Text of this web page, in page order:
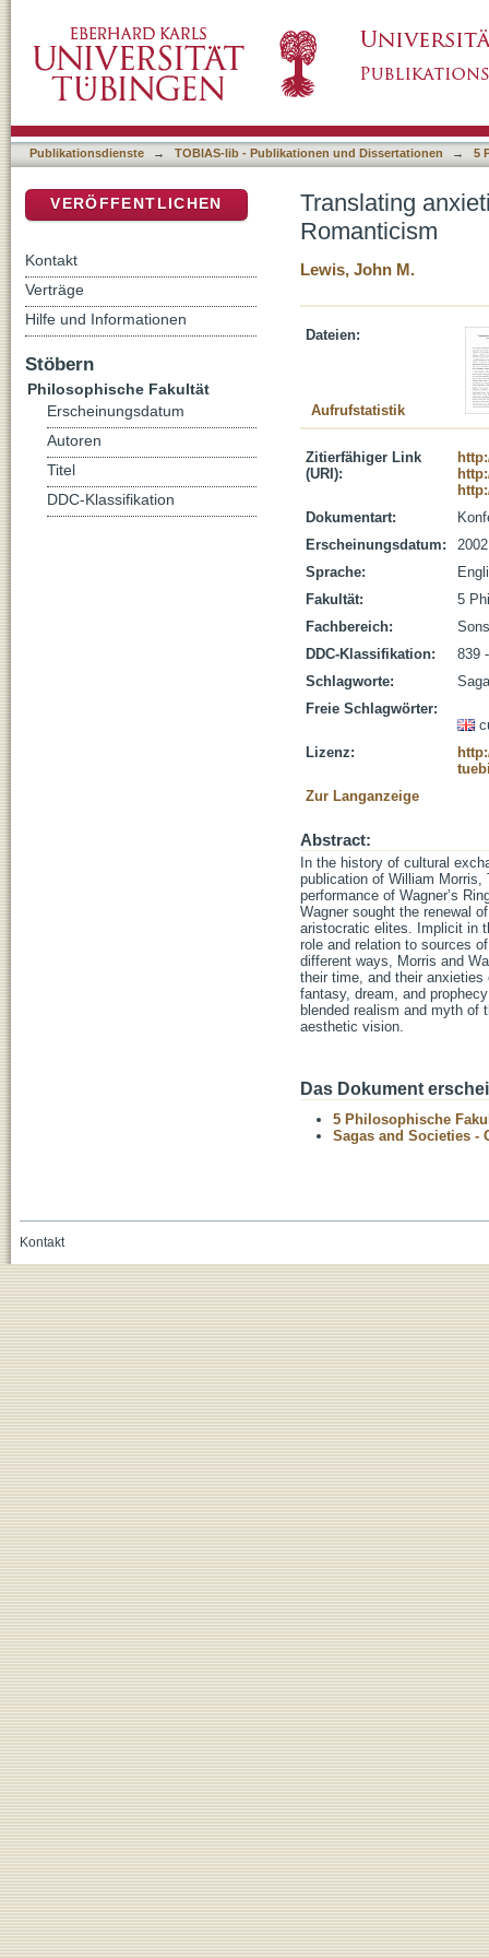
Publikationsdienste → TOBIAS-lib - Publikationen und Dissertationen → 5
Translating
Romanticism
Lewis, John M.
Dateien:
Aufrufstatistik
Zitierfähiger Link
(URI):
Dokumentart:
Erscheinungsdatum:
2002
Sprache:
Fakultät:
5
Fachbereich:
DDC-Klassifikation:
839
Schlagworte:
Freie Schlagwörter:
Lizenz:
Zur Langanzeige
Abstract:
In the history of cultural
publication of William
performance of Wagner’s
Wagner sought the renewal
aristocratic elites. Implicit in
role and relation to sources
different ways, Morris and
their time, and their
fantasy, dream, and
blended realism and myth
aesthetic vision.
Das Dokument
5 Philosophische
Sagas and Societies -
VERÖFFENTLICHEN
Kontakt
Verträge
Hilfe und Informationen
Stöbern
Philosophische Fakultät
Erscheinungsdatum
Autoren
Titel
DDC-Klassifikation
Kontakt